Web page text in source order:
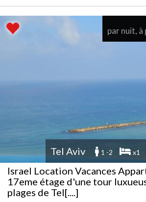
par nuit,
Tel Aviv 1 -2 x1
Israel Location Vacances
17eme étage d'une tour
plages de Tel[....]